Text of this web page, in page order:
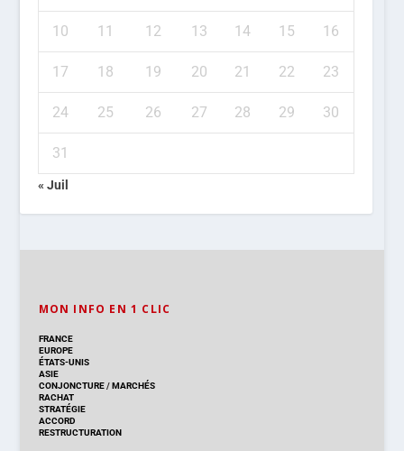
10 11 12 13 14 15 16
17 18 19 20 21 22 23
24 25 26 27 28 29 30
31
« Juil
MON INFO EN 1 CLIC
FRANCE
EUROPE
ÉTATS-UNIS
ASIE
CONJONCTURE/MARCHÉS
RACHAT
STRATÉGIE
ACCORD
RESTRUCTURATION